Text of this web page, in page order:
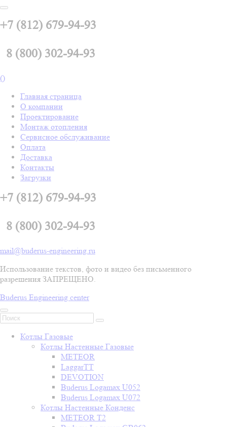
+7 (812) 679-94-93
8 (800) 302-94-93
()
Главная страница
О компании
Проектирование
Монтаж отопления
Сервисное обслуживание
Оплата
Доставка
Контакты
Загрузки
+7 (812) 679-94-93
8 (800) 302-94-93
mail@buderus-engineering.ru
Использование текстов, фото и видео без письменного
разрешения ЗАПРЕЩЕНО.
Buderus Engineering center
Котлы Газовые
Котлы Настенные Газовые
METEOR
LaggarTT
DEVOTION
Buderus Logamax U052
Buderus Logamax U072
Котлы Настенные Конденс
METEOR T2